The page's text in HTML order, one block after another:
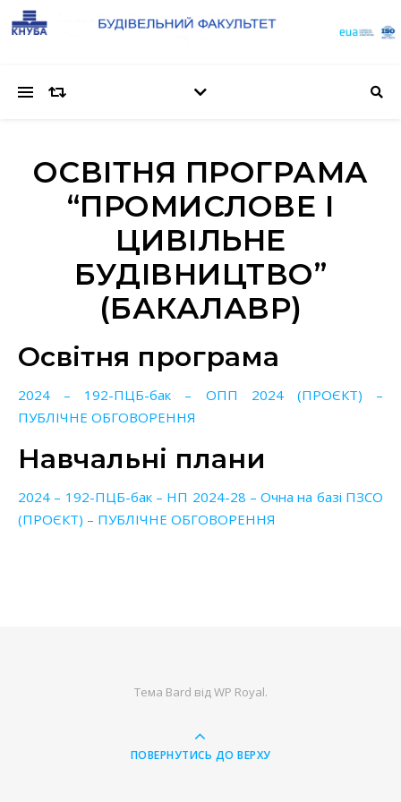
ОСВІТНЯ ПРОГРАМА
“ПРОМИСЛОВЕ І
ЦИВІЛЬНЕ
БУДІВНИЦТВО”
(БАКАЛАВР)
Освітня програма
2024 – 192-ПЦБ-бак – ОПП 2024 (ПРОЄКТ) –
ПУБЛІЧНЕ ОБГОВОРЕННЯ
Навчальні плани
2024 – 192-ПЦБ-бак – НП 2024-28 – Очна на базі ПЗСО
(ПРОЄКТ) – ПУБЛІЧНЕ ОБГОВОРЕННЯ
Тема Bard відWP Royal.
ПОВЕРНУТИСЬ ДО ВЕРХУ